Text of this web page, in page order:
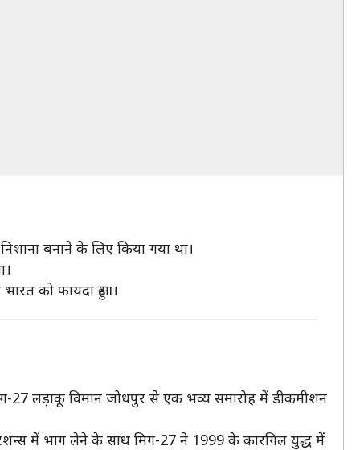
बनाने के लिए किया गया था।
को फायदा हुआ।
लड़ाकू विमान जोधपुर से एक भव्य समारोह में डीकमीशन
में भाग लेने के साथ मिग-27 ने 1999 के कारगिल युद्ध में